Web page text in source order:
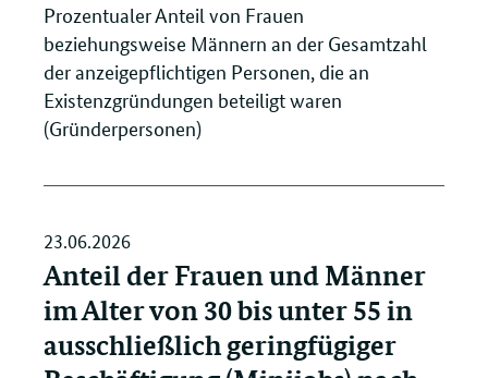
Prozentualer Anteil von Frauen
beziehungsweise Männern an der Gesamtzahl
der anzeigepflichtigen Personen, die an
Existenzgründungen beteiligt waren
(Gründerpersonen)
23.06.2026
Anteil der Frauen und Männer
im Alter von 30 bis unter 55 in
ausschließlich geringfügiger